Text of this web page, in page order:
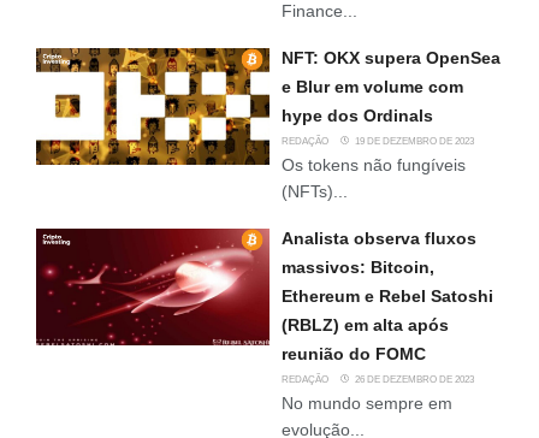
Finance...
NFT: OKX supera OpenSea
e Blur em volume com
hype dos Ordinals
REDAÇÃO 19 DE DEZEMBRO DE 2023
Os tokens não fungíveis
(NFTs)...
Analista observa fluxos
massivos: Bitcoin,
Ethereum e Rebel Satoshi
(RBLZ) em alta após
reunião do FOMC
REDAÇÃO 26 DE DEZEMBRO DE 2023
No mundo sempre em
evolução...